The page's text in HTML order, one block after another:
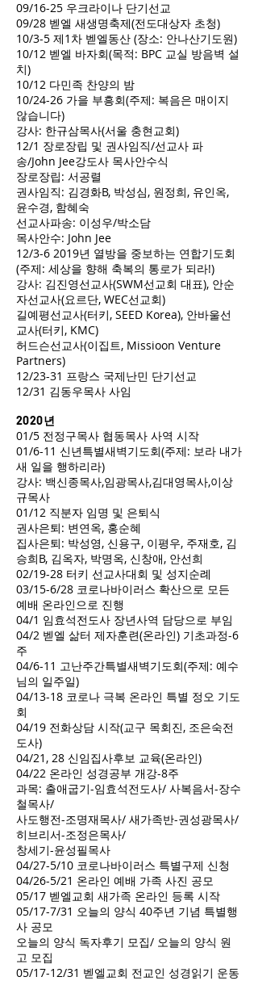
09/16-25 우크라이나 단기선교
09/28 벧엘 새생명축제(전도대상자 초청)
10/3-5 제1차 벧엘동산 (장소: 안나산기도원)
10/12 벧엘 바자회(목적: BPC 교실 방음벽 설
치)
10/12 다민족 찬양의 밤
10/24-26 가을 부흥회(주제: 복음은 매이지
않습니다)
강사: 한규삼목사(서울 충현교회)
12/1 장로장립 및 권사임직/선교사 파
송/John Jee강도사 목사안수식
장로장립: 서공렬
권사임직: 김경화B, 박성심, 원정희, 유인옥,
윤수경, 함혜숙
선교사파송: 이성우/박소담
목사안수: John Jee
12/3-6 2019년 열방을 중보하는 연합기도회
(주제: 세상을 향해 축복의 통로가 되라!)
강사: 김진영선교사(SWM선교회 대표), 안순
자선교사(요르단, WEC선교회)
길예평선교사(터키, SEED Korea), 안바울선
교사(터키, KMC)
허드슨선교사(이집트, Missioon Venture
Partners)
12/23-31 프랑스 국제난민 단기선교
12/31 김동우목사 사임
2020년
01/5 전정구목사 협동목사 사역 시작
01/6-11 신년특별새벽기도회(주제: 보라 내가
새 일을 행하리라)
강사: 백신종목사,임광목사,김대영목사,이상
규목사
01/12 직분자 임명 및 은퇴식
권사은퇴: 변연옥, 홍순혜
집사은퇴: 박성영, 신용구, 이평우, 주재호, 김
승희B, 김옥자, 박명옥, 신창애, 안선희
02/19-28 터키 선교사대회 및 성지순례
03/15-6/28 코로나바이러스 확산으로 모든
예배 온라인으로 진행
04/1 임효석전도사 장년사역 담당으로 부임
04/2 벧엘 삶터 제자훈련(온라인) 기초과정-6
주
04/6-11 고난주간특별새벽기도회(주제: 예수
님의 일주일)
04/13-18 코로나 극복 온라인 특별 정오 기도
회
04/19 전화상담 시작(교구 목회진, 조은숙전
도사)
04/21, 28 신임집사후보 교육(온라인)
04/22 온라인 성경공부 개강-8주
과목: 출애굽기-임효석전도사/ 사복음서-장수
철목사/
사도행전-조명재목사/ 새가족반-권성광목사/
히브리서-조정은목사/
창세기-윤성필목사
04/27-5/10 코로나바이러스 특별구제 신청
04/26-5/21 온라인 예배 가족 사진 공모
05/17 벧엘교회 새가족 온라인 등록 시작
05/17-7/31 오늘의 양식 40주년 기념 특별행
사 공모
오늘의 양식 독자후기 모집/ 오늘의 양식 원
고 모집
05/17-12/31 벧엘교회 전교인 성경읽기 운동